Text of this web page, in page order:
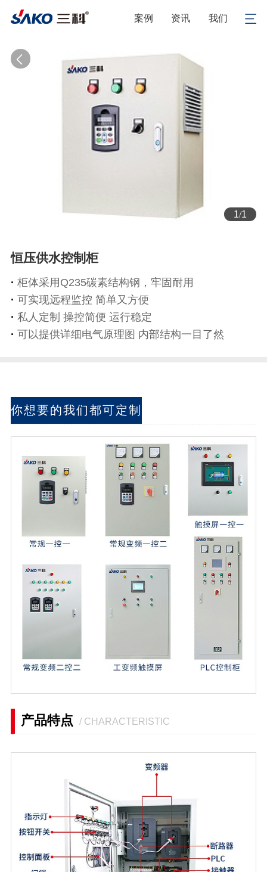
案例 资讯 我们
1/1
恒压供水控制柜
· 柜体采用Q235碳素结构钢，牢固耐用
· 可实现远程监控 简单又方便
· 私人定制 操控简便 运行稳定
· 可以提供详细电气原理图 内部结构一目了然
你想要的我们都可定制
产品特点 / CHARACTERISTIC